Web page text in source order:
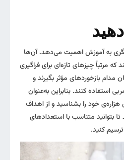
به آموزش اهمیت می‌دهد. آن‌ها
مرتباً چیزهای تازه‌ای برای فراگیری
بازخوردهای مؤثر بگیرند و
استفاده کنند. بنابراین به‌عنوان
خود را بشناسید و از اهداف
بتوانید متناسب با استعدادهای
کنید.